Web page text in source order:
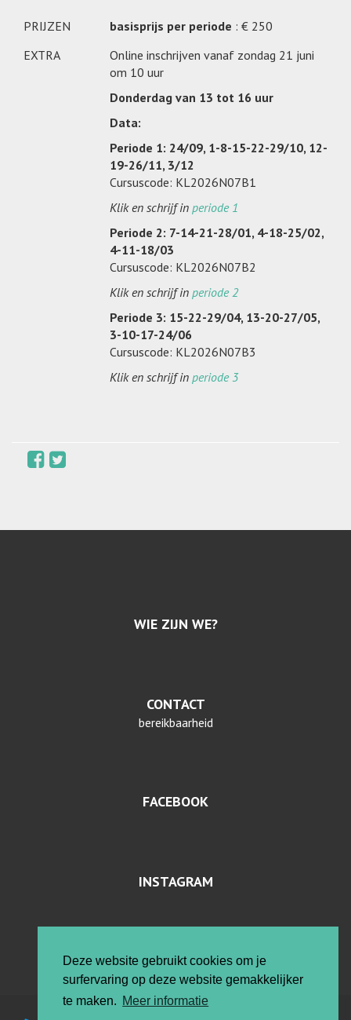
Deze website gebruikt cookies om je
surfervaring op deze website gemakkelijker
te maken. Meer informatie
PRIJZEN basisprijs per periode : € 250
EXTRA
Online inschrijven vanaf zondag 21 juni
om 10 uur
Donderdag van 13 tot 16 uur
Data:
Periode 1: 24/09, 1-8-15-22-29/10, 12-
19-26/11, 3/12
Cursuscode: KL2026N07B1
Klik en schrijf in periode 1
Periode 2: 7-14-21-28/01, 4-18-25/02,
4-11-18/03
Cursuscode: KL2026N07B2
Klik en schrijf in periode 2
Periode 3: 15-22-29/04, 13-20-27/05,
3-10-17-24/06
Cursuscode: KL2026N07B3
Klik en schrijf in periode 3
WIE ZIJN WE?
CONTACT
bereikbaarheid
FACEBOOK
INSTAGRAM
PRIVACYVERKLARING EN COOKIES